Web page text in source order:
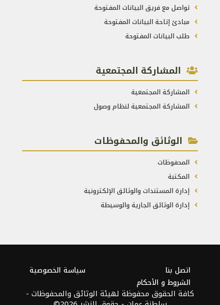
تواصل مع فريق البيانات المفتوحة
مبادئ إتاحة البيانات المفتوحة
طلب البيانات المفتوحة
المشاركة المجتمعية
المشاركة المجتمعية
المشاركة المجتمعية لنظام وصول
الوثائق والمحفوظات
المحفوظات
المكتبة
إدارة المستندات والوثائق الإلكترونية
إدارة الوثائق الجارية والوسيطة
اتصل بنا
سياسة الخصوصية
الشروط و الأحكام
كافة الحقوق محفوظة لهيئة الوثائق والمحفوظات -